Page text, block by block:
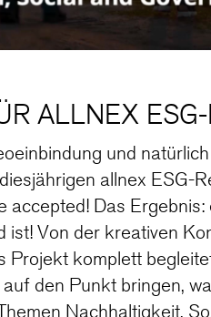
ALLNEX
und
allnex ESG-
accepted! Das
ist! Von der kreativen
Projekt komplett
den Punkt bringen,
Nachhaltigkeit,